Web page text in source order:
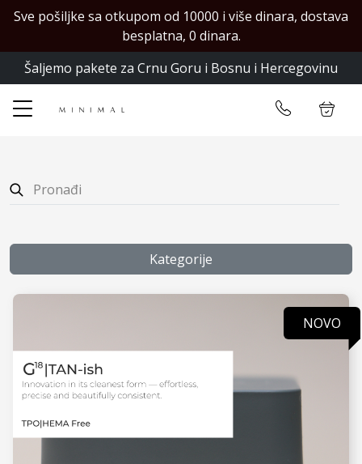
Sve pošiljke sa otkupom od 10000 i više dinara, dostava
besplatna, 0 dinara.
Šaljemo pakete za Crnu Goru i Bosnu i Hercegovinu
Početna
Ulogujte se
Kategorije
NOVO